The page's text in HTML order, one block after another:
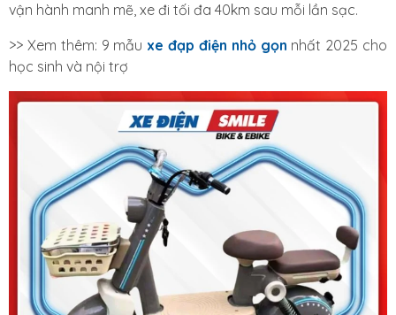
vận hành manh mẽ, xe đi tối đa 40km sau mỗi lần sạc.
>> Xem thêm: 9 mẫu xe đạp điện nhỏ gọn nhất 2025 cho
học sinh và nội trợ